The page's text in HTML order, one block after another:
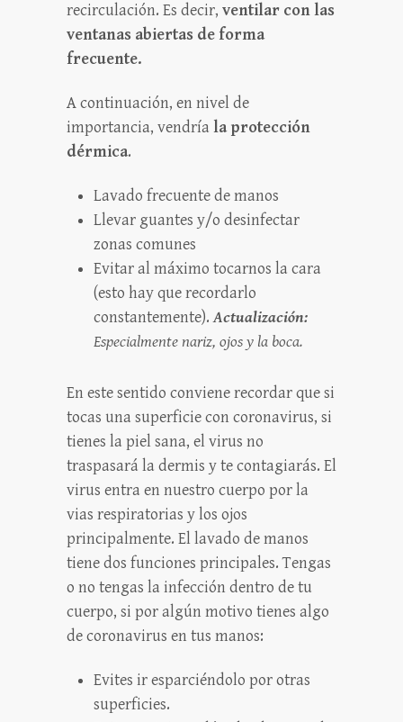
recirculación. Es decir, ventilar con las
ventanas abiertas de forma
frecuente.
A continuación, en nivel de
importancia, vendría la protección
dérmica.
Lavado frecuente de manos
Llevar guantes y/o desinfectar
zonas comunes
Evitar al máximo tocarnos la cara
(esto hay que recordarlo
constantemente). Actualización:
Especialmente nariz, ojos y la boca.
En este sentido conviene recordar que si
tocas una superficie con coronavirus, si
tienes la piel sana, el virus no
traspasará la dermis y te contagiarás. El
virus entra en nuestro cuerpo por la
vias respiratorias y los ojos
principalmente. El lavado de manos
tiene dos funciones principales. Tengas
o no tengas la infección dentro de tu
cuerpo, si por algún motivo tienes algo
de coronavirus en tus manos:
Evites ir esparciéndolo por otras
superficies.